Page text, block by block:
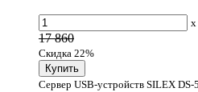
x
17 860
Скидка 22%
Сервер USB-устройств SILEX